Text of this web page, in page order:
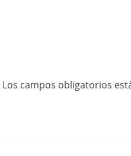
Los campos obligatorios